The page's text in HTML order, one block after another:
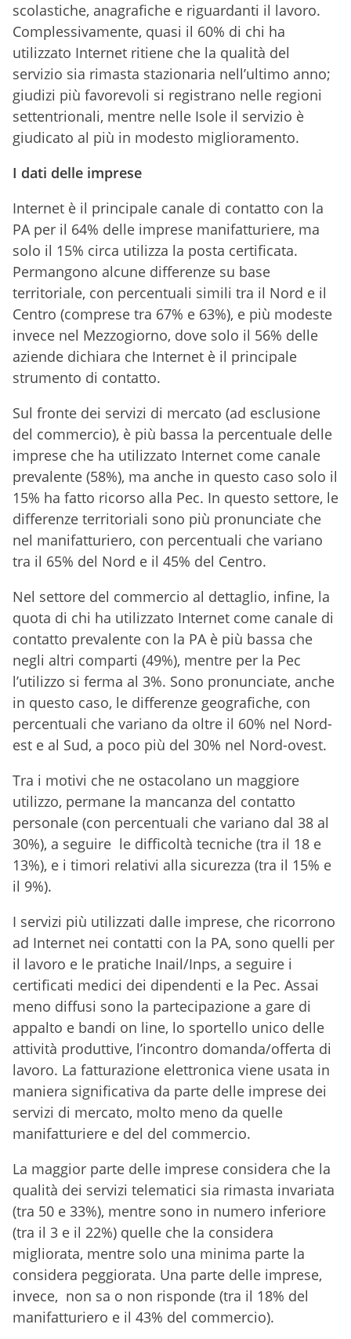
scolastiche, anagrafiche e riguardanti il lavoro.
Complessivamente, quasi il 60% di chi ha
utilizzato Internet ritiene che la qualità del
servizio sia rimasta stazionaria nell’ultimo anno;
giudizi più favorevoli si registrano nelle regioni
settentrionali, mentre nelle Isole il servizio è
giudicato al più in modesto miglioramento.
I dati delle imprese
Internet è il principale canale di contatto con la
PA per il 64% delle imprese manifatturiere, ma
solo il 15% circa utilizza la posta certificata.
Permangono alcune differenze su base
territoriale, con percentuali simili tra il Nord e il
Centro (comprese tra 67% e 63%), e più modeste
invece nel Mezzogiorno, dove solo il 56% delle
aziende dichiara che Internet è il principale
strumento di contatto.
Sul fronte dei servizi di mercato (ad esclusione
del commercio), è più bassa la percentuale delle
imprese che ha utilizzato Internet come canale
prevalente (58%), ma anche in questo caso solo il
15% ha fatto ricorso alla Pec. In questo settore, le
differenze territoriali sono più pronunciate che
nel manifatturiero, con percentuali che variano
tra il 65% del Nord e il 45% del Centro.
Nel settore del commercio al dettaglio, infine, la
quota di chi ha utilizzato Internet come canale di
contatto prevalente con la PA è più bassa che
negli altri comparti (49%), mentre per la Pec
l’utilizzo si ferma al 3%. Sono pronunciate, anche
in questo caso, le differenze geografiche, con
percentuali che variano da oltre il 60% nel Nord-
est e al Sud, a poco più del 30% nel Nord-ovest.
Tra i motivi che ne ostacolano un maggiore
utilizzo, permane la mancanza del contatto
personale (con percentuali che variano dal 38 al
30%), a seguire le difficoltà tecniche (tra il 18 e
13%), e i timori relativi alla sicurezza (tra il 15% e
il 9%).
I servizi più utilizzati dalle imprese, che ricorrono
ad Internet nei contatti con la PA, sono quelli per
il lavoro e le pratiche Inail/Inps, a seguire i
certificati medici dei dipendenti e la Pec. Assai
meno diffusi sono la partecipazione a gare di
appalto e bandi on line, lo sportello unico delle
attività produttive, l’incontro domanda/offerta di
lavoro. La fatturazione elettronica viene usata in
maniera significativa da parte delle imprese dei
servizi di mercato, molto meno da quelle
manifatturiere e del del commercio.
La maggior parte delle imprese considera che la
qualità dei servizi telematici sia rimasta invariata
(tra 50 e 33%), mentre sono in numero inferiore
(tra il 3 e il 22%) quelle che la considera
migliorata, mentre solo una minima parte la
considera peggiorata. Una parte delle imprese,
invece, non sa o non risponde (tra il 18% del
manifatturiero e il 43% del commercio).